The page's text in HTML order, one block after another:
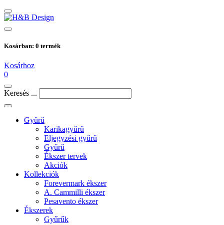
Kosárban: 0 termék
Kosárhoz
0
Keresés ...
Gyűrű
Karikagyűrű
Eljegyzési gyűrű
Gyűrű
Ékszer tervek
Akciók
Kollekciók
Forevermark ékszer
A. Cammilli ékszer
Pesavento ékszer
Ékszerek
Gyűrűk